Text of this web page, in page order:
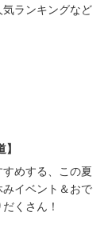
ランキングなど
めする、この夏
イベント＆おで
くさん！